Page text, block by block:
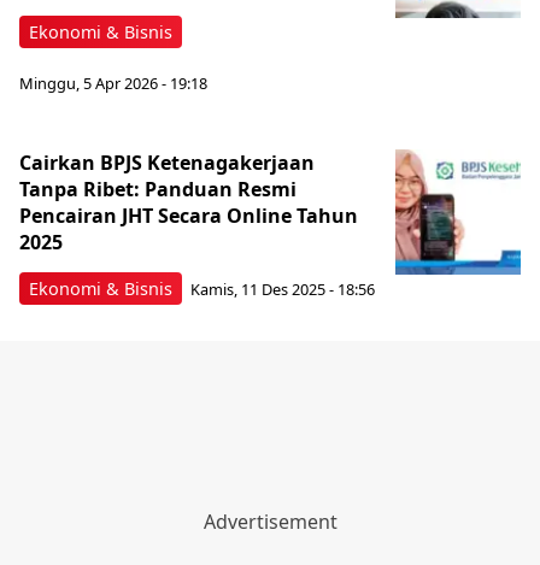
Ekonomi & Bisnis
Minggu, 5 Apr 2026 - 19:18
Ekonomi & Bisnis
Cairkan BPJS Ketenagakerjaan
Tanpa Ribet: Panduan Resmi
Pencairan JHT Secara Online Tahun
2025
Kamis, 11 Des 2025 - 18:56